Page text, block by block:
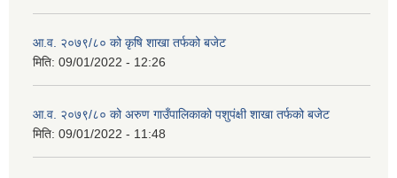
आ.व. २०७९/८० को कृषि शाखा तर्फको बजेट
मिति: 09/01/2022 - 12:26
आ.व. २०७९/८० को अरुण गाउँपालिकाको पशुपंक्षी शाखा तर्फको बजेट
मिति: 09/01/2022 - 11:48